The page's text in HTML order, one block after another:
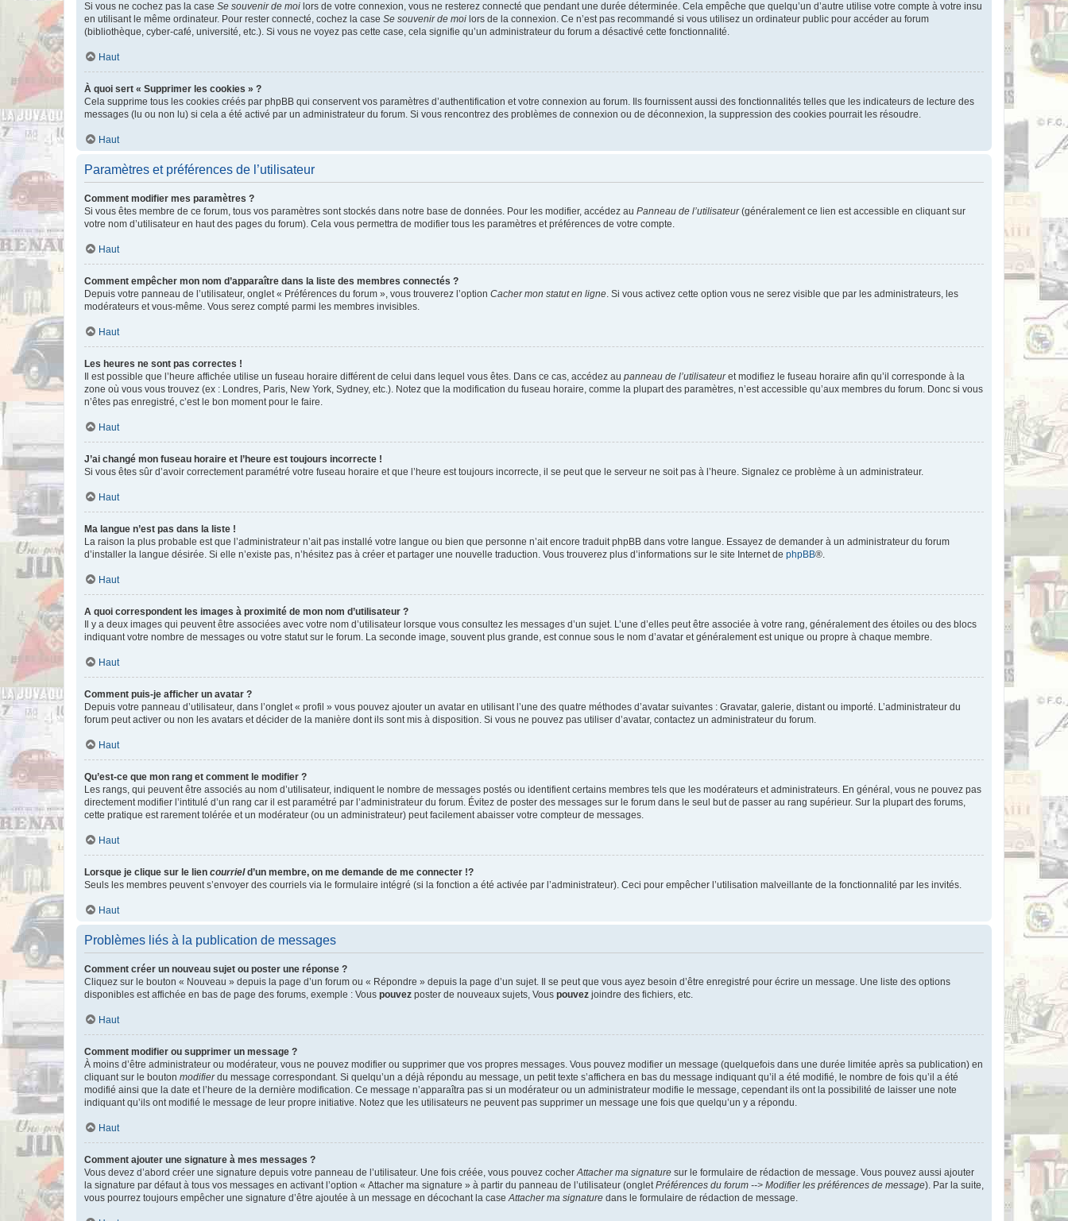
Si vous ne cochez pas la case Se souvenir de moi lors de votre connexion, vous ne resterez connecté que pendant une durée déterminée. Cela empêche que quelqu’un d’autre utilise votre compte à votre insu
en utilisant le même ordinateur. Pour rester connecté, cochez la case Se souvenir de moi lors de la connexion. Ce n’est pas recommandé si vous utilisez un ordinateur public pour accéder au forum
(bibliothèque, cyber-café, université, etc.). Si vous ne voyez pas cette case, cela signifie qu’un administrateur du forum a désactivé cette fonctionnalité.
Haut
À quoi sert « Supprimer les cookies » ?
Cela supprime tous les cookies créés par phpBB qui conservent vos paramètres d’authentification et votre connexion au forum. Ils fournissent aussi des fonctionnalités telles que les indicateurs de lecture des
messages (lu ou non lu) si cela a été activé par un administrateur du forum. Si vous rencontrez des problèmes de connexion ou de déconnexion, la suppression des cookies pourrait les résoudre.
Haut
Paramètres et préférences de l’utilisateur
Comment modifier mes paramètres ?
Si vous êtes membre de ce forum, tous vos paramètres sont stockés dans notre base de données. Pour les modifier, accédez au Panneau de l’utilisateur(généralement ce lien est accessible en cliquant sur
votre nom d’utilisateur en haut des pages du forum). Cela vous permettra de modifier tous les paramètres et préférences de votre compte.
Haut
Comment empêcher mon nom d’apparaître dans la liste des membres connectés ?
Depuis votre panneau de l’utilisateur, onglet « Préférences du forum », vous trouverez l’option Cacher mon statut en ligne. Si vous activez cette option vous ne serez visible que par les administrateurs, les
modérateurs et vous-même. Vous serez compté parmi les membres invisibles.
Haut
Les heures ne sont pas correctes !
Il est possible que l’heure affichée utilise un fuseau horaire différent de celui dans lequel vous êtes. Dans ce cas, accédez au panneau de l’utilisateuret modifiez le fuseau horaire afin qu’il corresponde à la
zone où vous vous trouvez (ex : Londres, Paris, New York, Sydney, etc.). Notez que la modification du fuseau horaire, comme la plupart des paramètres, n’est accessible qu’aux membres du forum. Donc si vous
n’êtes pas enregistré, c’est le bon moment pour le faire.
Haut
J’ai changé mon fuseau horaire et l’heure est toujours incorrecte !
Si vous êtes sûr d’avoir correctement paramétré votre fuseau horaire et que l’heure est toujours incorrecte, il se peut que le serveur ne soit pas à l’heure. Signalez ce problème à un administrateur.
Haut
Ma langue n’est pas dans la liste !
La raison la plus probable est que l’administrateur n’ait pas installé votre langue ou bien que personne n’ait encore traduit phpBB dans votre langue. Essayez de demander à un administrateur du forum
d’installer la langue désirée. Si elle n’existe pas, n’hésitez pas à créer et partager une nouvelle traduction. Vous trouverez plus d’informations sur le site Internet de phpBB®.
Haut
A quoi correspondent les images à proximité de mon nom d’utilisateur ?
Il y a deux images qui peuvent être associées avec votre nom d’utilisateur lorsque vous consultez les messages d’un sujet. L’une d’elles peut être associée à votre rang, généralement des étoiles ou des blocs
indiquant votre nombre de messages ou votre statut sur le forum. La seconde image, souvent plus grande, est connue sous le nom d’avatar et généralement est unique ou propre à chaque membre.
Haut
Comment puis-je afficher un avatar ?
Depuis votre panneau d’utilisateur, dans l’onglet « profil » vous pouvez ajouter un avatar en utilisant l’une des quatre méthodes d’avatar suivantes : Gravatar, galerie, distant ou importé. L’administrateur du
forum peut activer ou non les avatars et décider de la manière dont ils sont mis à disposition. Si vous ne pouvez pas utiliser d’avatar, contactez un administrateur du forum.
Haut
Qu’est-ce que mon rang et comment le modifier ?
Les rangs, qui peuvent être associés au nom d’utilisateur, indiquent le nombre de messages postés ou identifient certains membres tels que les modérateurs et administrateurs. En général, vous ne pouvez pas
directement modifier l’intitulé d’un rang car il est paramétré par l’administrateur du forum. Évitez de poster des messages sur le forum dans le seul but de passer au rang supérieur. Sur la plupart des forums,
cette pratique est rarement tolérée et un modérateur (ou un administrateur) peut facilement abaisser votre compteur de messages.
Haut
Lorsque je clique sur le lien courrield’un membre, on me demande de me connecter !?
Seuls les membres peuvent s’envoyer des courriels via le formulaire intégré (si la fonction a été activée par l’administrateur). Ceci pour empêcher l’utilisation malveillante de la fonctionnalité par les invités.
Haut
Problèmes liés à la publication de messages
Comment créer un nouveau sujet ou poster une réponse ?
Cliquez sur le bouton « Nouveau » depuis la page d’un forum ou « Répondre » depuis la page d’un sujet. Il se peut que vous ayez besoin d’être enregistré pour écrire un message. Une liste des options
disponibles est affichée en bas de page des forums, exemple : Vous pouvez poster de nouveaux sujets, Vous pouvez joindre des fichiers, etc.
Haut
Comment modifier ou supprimer un message ?
À moins d’être administrateur ou modérateur, vous ne pouvez modifier ou supprimer que vos propres messages. Vous pouvez modifier un message (quelquefois dans une durée limitée après sa publication) en
cliquant sur le bouton modifierdu message correspondant. Si quelqu’un a déjà répondu au message, un petit texte s’affichera en bas du message indiquant qu’il a été modifié, le nombre de fois qu’il a été
modifié ainsi que la date et l’heure de la dernière modification. Ce message n’apparaîtra pas si un modérateur ou un administrateur modifie le message, cependant ils ont la possibilité de laisser une note
indiquant qu’ils ont modifié le message de leur propre initiative. Notez que les utilisateurs ne peuvent pas supprimer un message une fois que quelqu’un y a répondu.
Haut
Comment ajouter une signature à mes messages ?
Vous devez d’abord créer une signature depuis votre panneau de l’utilisateur. Une fois créée, vous pouvez cocherAttacher ma signature sur le formulaire de rédaction de message. Vous pouvez aussi ajouter
la signature par défaut à tous vos messages en activant l’option « Attacher ma signature » à partir du panneau de l’utilisateur (ongletPréférences du forum --> Modifier les préférences de message). Par la suite,
vous pourrez toujours empêcher une signature d’être ajoutée à un message en décochant la caseAttacher ma signature dans le formulaire de rédaction de message.